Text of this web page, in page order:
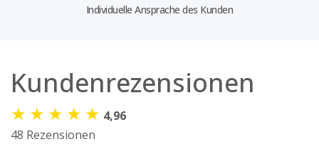
Individuelle Ansprache des Kunden
Kundenrezensionen
★ ★ ★ ★ ★ 4,96
48 Rezensionen